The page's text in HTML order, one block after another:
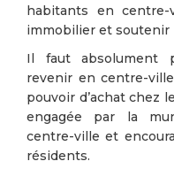
habitants en
immobilier et soutenir
Il faut absolument
revenir en centre-
pouvoir d’achat chez
engagée par la
centre-ville et
résidents.